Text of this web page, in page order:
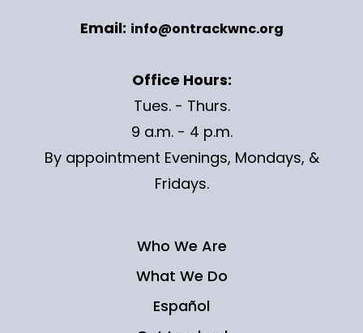
Email: info@ontrackwnc.org
Office Hours:
Tues. - Thurs.
9 a.m. - 4 p.m.
By appointment Evenings, Mondays, &
Fridays.
Who We Are
What We Do
Español